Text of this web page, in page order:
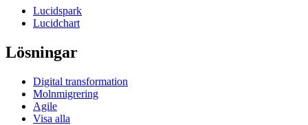
Lucidspark
Lucidchart
Lösningar
Digital transformation
Molnmigrering
Agile
Visa alla